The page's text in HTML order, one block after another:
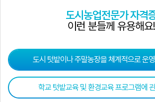
도시농업전문가 자격
이런 분들께 유용해요!
도시 텃밭이나 주말농장을 체계적으로 운
학교 텃밭교육 및 환경교육 프로그램에